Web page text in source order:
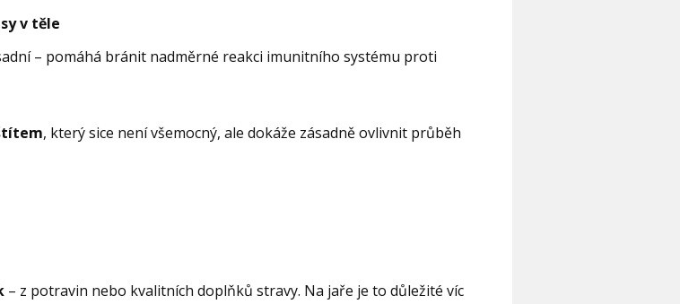
v těle
– pomáhá bránit nadměrné reakci imunitního systému proti
, který sice není všemocný, ale dokáže zásadně ovlivnit průběh
– z potravin nebo kvalitních doplňků stravy. Na jaře je to důležité víc